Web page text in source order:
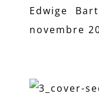
Edwige
novembre